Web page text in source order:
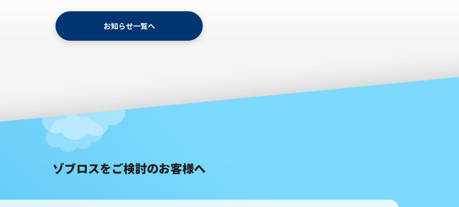
お知らせ一覧へ
ゾブロスをご検討のお客様へ